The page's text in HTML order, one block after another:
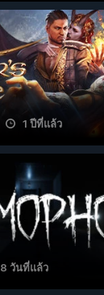
1 ปีที่แล้ว
8 วันที่แล้ว